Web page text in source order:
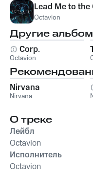
Lead Me to the
Octavion
Другие
Corp.
Octavion
Nirvana
Nirvana
О треке
Лейбл
Octavion
Исполнитель
Octavion